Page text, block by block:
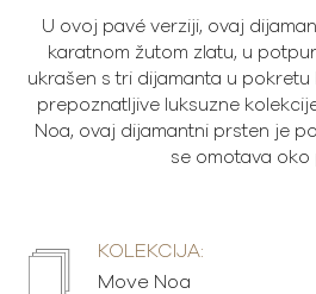
U ovoj pavé verziji, ovaj
karatnom žutom zlatu, u
ukrašen s tri dijamanta u
prepoznatljive luksuzne
Noa, ovaj dijamantni prsten je
se omotava oko
KOLEKCIJA:
Move Noa